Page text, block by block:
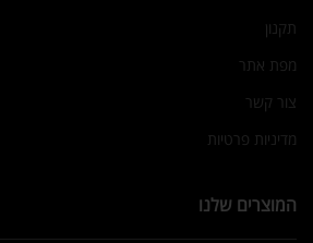
תקנון
מפת אתר
צור קשר
מדיניות פרטיות
המוצרים שלנו